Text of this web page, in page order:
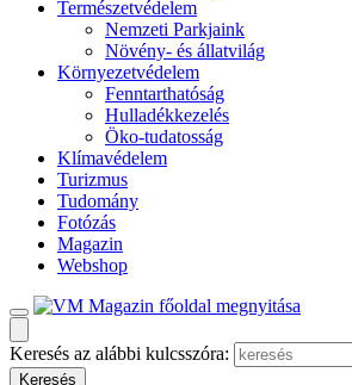
Természetvédelem
Nemzeti Parkjaink
Növény- és állatvilág
Környezetvédelem
Fenntarthatóság
Hulladékkezelés
Öko-tudatosság
Klímavédelem
Turizmus
Tudomány
Fotózás
Magazin
Webshop
Keresés az alábbi kulcsszóra: